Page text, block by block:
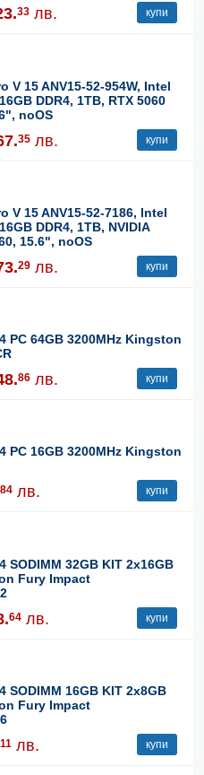
33 лв. купи
V 15 ANV15-52-954W, Intel
DDR4, 1TB, RTX 5060
noOS
35 лв. купи
V 15 ANV15-52-7186, Intel
DDR4, 1TB, NVIDIA
15.6", noOS
29 лв. купи
PC 64GB 3200MHz Kingston
86 лв. купи
PC 16GB 3200MHz Kingston
84 лв. купи
SODIMM 32GB KIT 2x16GB
Fury Impact
64 лв. купи
SODIMM 16GB KIT 2x8GB
Fury Impact
11 лв. купи